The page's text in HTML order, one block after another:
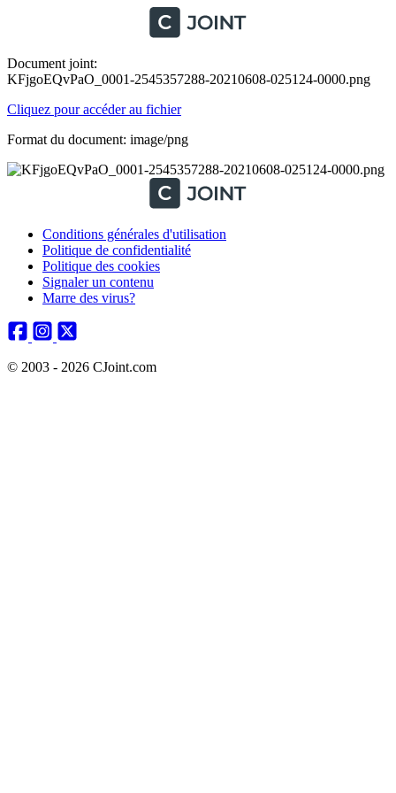
Document joint:
KFjgoEQvPaO_0001-2545357288-20210608-025124-0000.png
Cliquez pour accéder au fichier
Format du document: image/png
Conditions générales d'utilisation
Politique de confidentialité
Politique des cookies
Signaler un contenu
Marre des virus?
© 2003 - 2026 CJoint.com